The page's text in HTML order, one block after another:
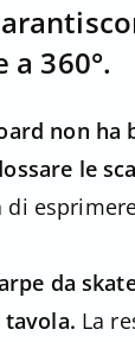
360°.
non ha
le
di
da
La